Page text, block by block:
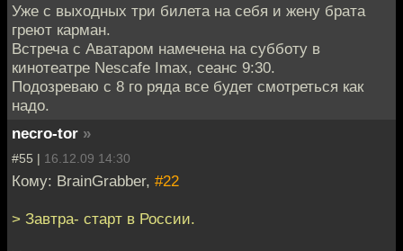
Уже с выходных три билета на себя и жену брата
греют карман.
Встреча с Аватаром намечена на субботу в
кинотеатре Nescafe Imax, сеанс 9:30.
Подозреваю с 8 го ряда все будет смотреться как
надо.
necro-tor »
#55 | 16.12.09 14:30
Кому: BrainGrabber, #22
> Завтра- старт в России.